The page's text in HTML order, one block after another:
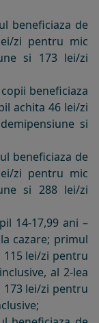
beneficiaza de
zi pentru mic
si 173 lei/zi
beneficiaza
achita 46 lei/zi
si
beneficiaza de
zi pentru mic
si 288 lei/zi
14-17,99 ani –
cazare; primul
lei/zi pentru
al 2-lea
lei/zi pentru